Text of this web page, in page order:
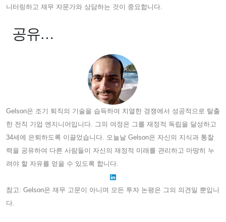
니터링하고 재무 자문가와 상담하는 것이 중요합니다.
공유…
Gelson은 조기 퇴직의 기술을 습득하여 치열한 경쟁에서 성공적으로 탈출
한 전직 기업 엔지니어입니다. 그의 여정은 그를 재정적 독립을 달성하고
34세에 은퇴하도록 이끌었습니다. 오늘날 Gelson은 자신의 지식과 통찰
력을 공유하여 다른 사람들이 자신의 재정적 미래를 관리하고 마땅히 누
려야 할 자유를 얻을 수 있도록 합니다.
참고: Gelson은 재무 고문이 아니며 모든 투자 논평은 그의 의견일 뿐입니
다.